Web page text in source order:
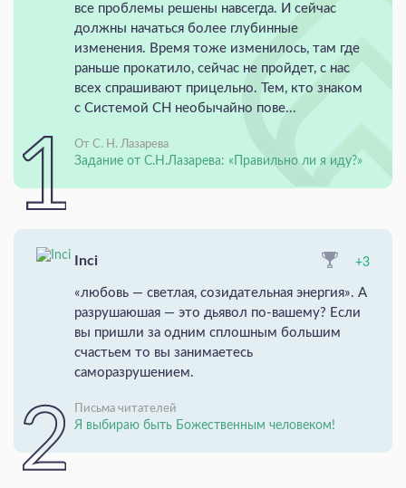
все проблемы решены навсегда. И сейчас
должны начаться более глубинные
изменения. Время тоже изменилось, там где
раньше прокатило, сейчас не пройдет, с нас
всех спрашивают прицельно. Тем, кто знаком
с Системой СН необычайно пове...
От С. Н. Лазарева
Задание от С.Н.Лазарева: «Правильно ли я иду?»
Inci +3
«любовь — светлая, созидательная энергия». А
разрушаюшая — это дьявол по-вашему? Если
вы пришли за одним сплошным большим
счастьем то вы занимаетесь
саморазрушением.
Письма читателей
Я выбираю быть Божественным человеком!